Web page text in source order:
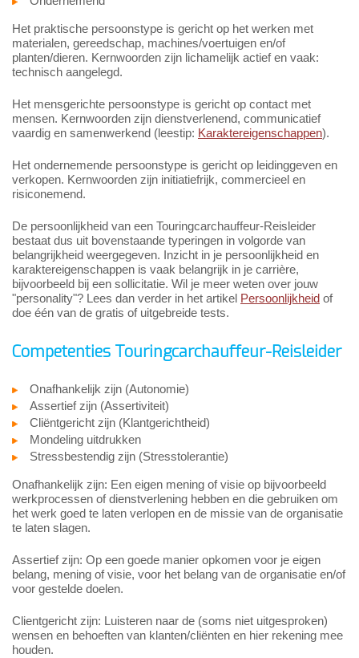
Het praktische persoonstype is gericht op het werken met
materialen, gereedschap, machines/voertuigen en/of
planten/dieren. Kernwoorden zijn lichamelijk actief en vaak:
technisch aangelegd.
Het mensgerichte persoonstype is gericht op contact met
mensen. Kernwoorden zijn dienstverlenend, communicatief
vaardig en samenwerkend (leestip: Karaktereigenschappen).
Het ondernemende persoonstype is gericht op leidinggeven en
verkopen. Kernwoorden zijn initiatiefrijk, commercieel en
risiconemend.
De persoonlijkheid van een Touringcarchauffeur-Reisleider
bestaat dus uit bovenstaande typeringen in volgorde van
belangrijkheid weergegeven. Inzicht in je persoonlijkheid en
karaktereigenschappen is vaak belangrijk in je carrière,
bijvoorbeeld bij een sollicitatie. Wil je meer weten over jouw
"personality"? Lees dan verder in het artikel Persoonlijkheid of
doe één van de gratis of uitgebreide tests.
Competenties Touringcarchauffeur-Reisleider
Onafhankelijk zijn (Autonomie)
Assertief zijn (Assertiviteit)
Cliëntgericht zijn (Klantgerichtheid)
Mondeling uitdrukken
Stressbestendig zijn (Stresstolerantie)
Onafhankelijk zijn: Een eigen mening of visie op bijvoorbeeld
werkprocessen of dienstverlening hebben en die gebruiken om
het werk goed te laten verlopen en de missie van de organisatie
te laten slagen.
Assertief zijn: Op een goede manier opkomen voor je eigen
belang, mening of visie, voor het belang van de organisatie en/of
voor gestelde doelen.
Clientgericht zijn: Luisteren naar de (soms niet uitgesproken)
wensen en behoeften van klanten/cliënten en hier rekening mee
houden.